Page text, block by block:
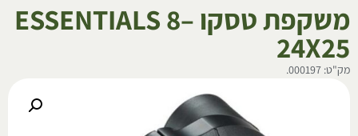
משקפת טסקו ESSENTIALS 8–
24X25
מק"ט: 000197.